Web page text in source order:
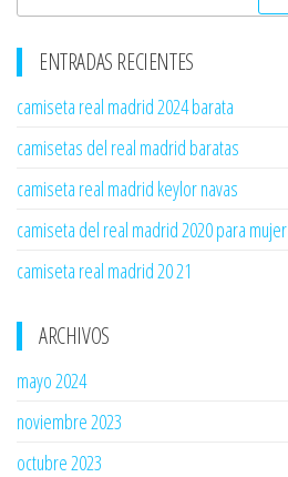
ENTRADAS RECIENTES
camiseta real madrid 2024 barata
camisetas del real madrid baratas
camiseta real madrid keylor navas
camiseta del real madrid 2020 para mujer
camiseta real madrid 20 21
ARCHIVOS
mayo 2024
noviembre 2023
octubre 2023